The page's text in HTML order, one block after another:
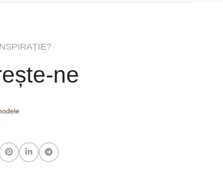
ne